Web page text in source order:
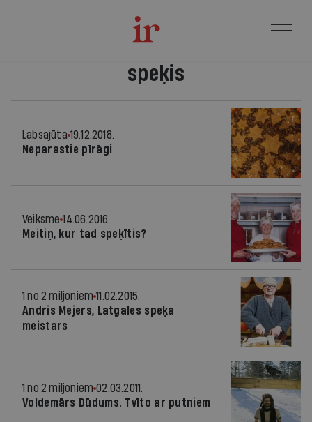
speķis
Labsajūta 19.12.2018.
Neparastie pīrāgi
Veiksme 14.06.2016.
Meitiņ, kur tad speķītis?
1 no 2 miljoniem 11.02.2015.
Andris Mejers, Latgales speķa
meistars
1 no 2 miljoniem 02.03.2011.
Voldemārs Dūdums. Tvīto ar putniem